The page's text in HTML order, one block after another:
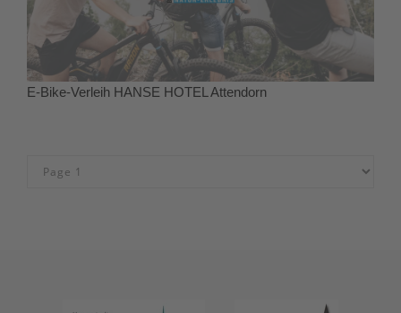
E-Bike-Verleih HANSE HOTEL Attendorn